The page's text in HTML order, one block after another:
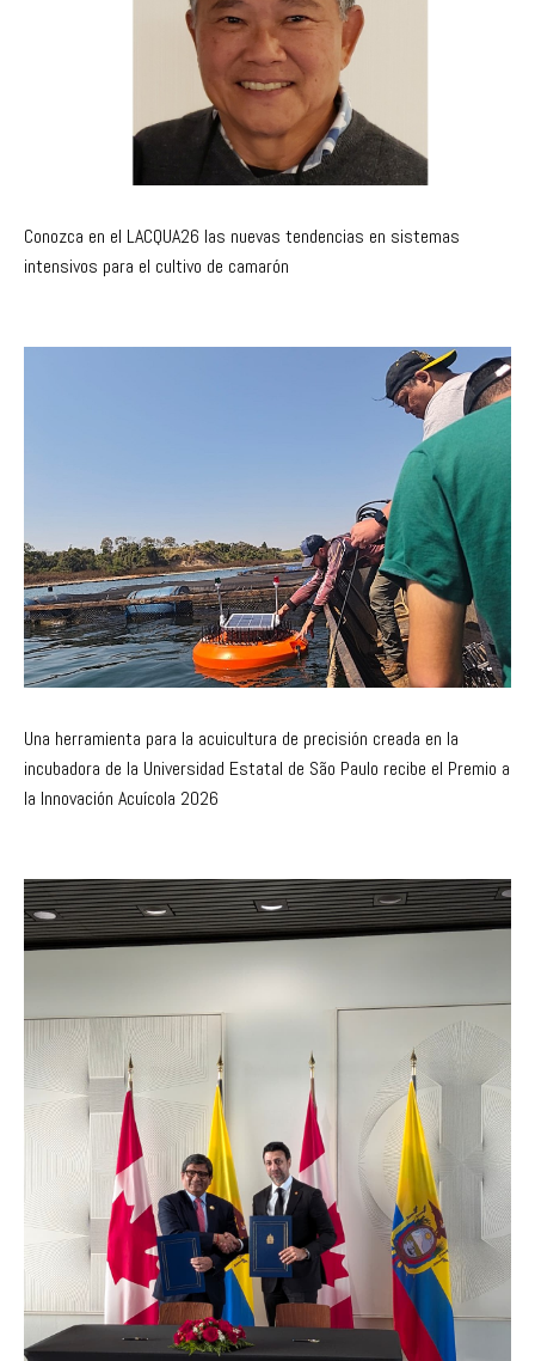
Conozca en el LACQUA26 las nuevas tendencias en sistemas
intensivos para el cultivo de camarón
Una herramienta para la acuicultura de precisión creada en la
incubadora de la Universidad Estatal de São Paulo recibe el Premio a
la Innovación Acuícola 2026